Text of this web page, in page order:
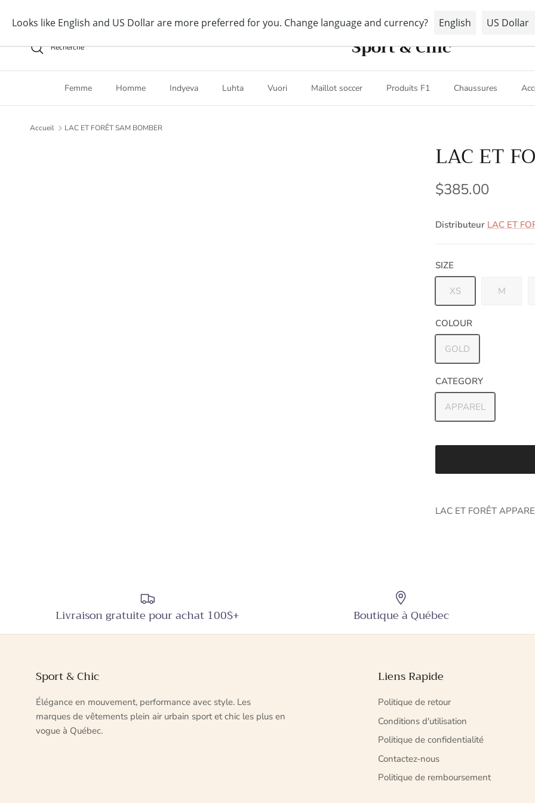
Recherche Sport & Chic
Femme Homme Indyeva Luhta Vuori Maillot soccer Produits F1 Chaussures
Accueil LAC ET FORÊT SAM BOMBER
LAC ET
$385.00
Distributeur LAC ET
SIZE
XS M
COLOUR
GOLD
CATEGORY
APPAREL
LAC ET FORÊT
Livraison gratuite pour achat 100$+ Boutique à Québec
Sport & Chic
Élégance en mouvement, performance avec style. Les
marques de vêtements plein air urbain sport et chic les plus en
vogue à Québec.
Liens Rapide
Politique de retour
Conditions d'utilisation
Politique de confidentialité
Contactez-nous
Politique de remboursement